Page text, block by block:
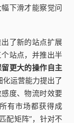
下滑才能察觉问
了新的站点扩展
站点，并推出半
更大的操作自主
运营能力提出了
度、物流时效要
有市场都获得成
配矩阵”，针对不